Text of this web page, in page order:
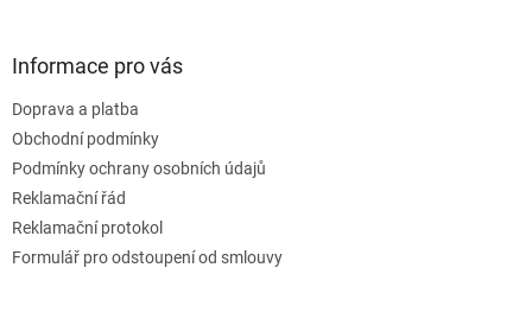
Informace pro vás
Doprava a platba
Obchodní podmínky
Podmínky ochrany osobních údajů
Reklamační řád
Reklamační protokol
Formulář pro odstoupení od smlouvy